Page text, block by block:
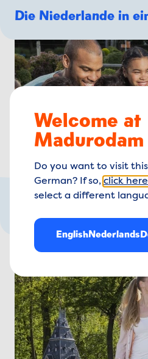
Die Niederlande in
Welcome at
Madurodam
Do you want to visit
German? If so, click
select a different
EnglishNederlands